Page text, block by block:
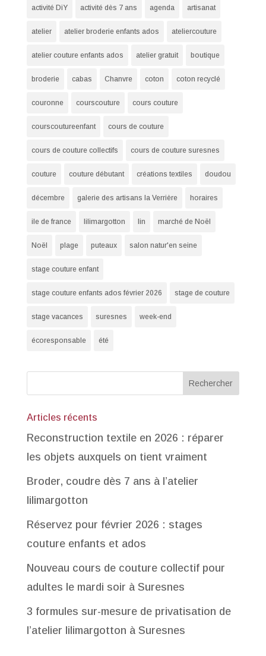
activité DiY activité dès 7 ans agenda artisanat
atelier atelier broderie enfants ados ateliercouture
atelier couture enfants ados atelier gratuit boutique
broderie cabas Chanvre coton coton recyclé
couronne courscouture cours couture
courscoutureenfant cours de couture
cours de couture collectifs cours de couture suresnes
couture couture débutant créations textiles doudou
décembre galerie des artisans la Verrière horaires
ile de france lilimargotton lin marché de Noël
Noël plage puteaux salon natur'en seine
stage couture enfant
stage couture enfants ados février 2026 stage de couture
stage vacances suresnes week-end
écoresponsable été
Articles récents
Reconstruction textile en 2026 : réparer
les objets auxquels on tient vraiment
Broder, coudre dès 7 ans à l’atelier
lilimargotton
Réservez pour février 2026 : stages
couture enfants et ados
Nouveau cours de couture collectif pour
adultes le mardi soir à Suresnes
3 formules sur-mesure de privatisation de
l’atelier lilimargotton à Suresnes